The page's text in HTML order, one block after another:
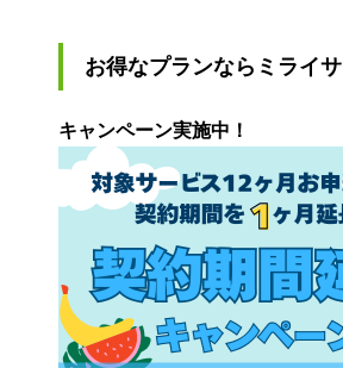
お得なプランならミライ
キャンペーン実施中！